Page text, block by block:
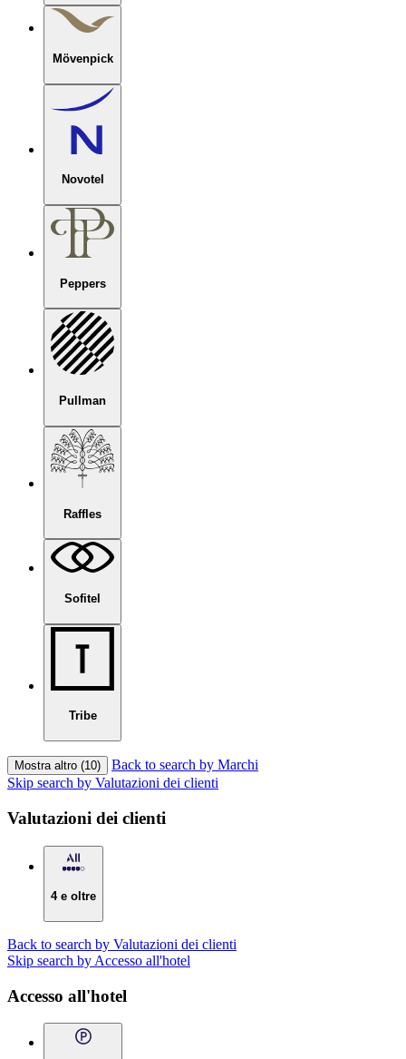
Mövenpick
Novotel
Peppers
Pullman
Raffles
Sofitel
Tribe
Mostra altro (10)
Back to search by Marchi
Skip search by Valutazioni dei clienti
Valutazioni dei clienti
4 e oltre
Back to search by Valutazioni dei clienti
Skip search by Accesso all'hotel
Accesso all'hotel